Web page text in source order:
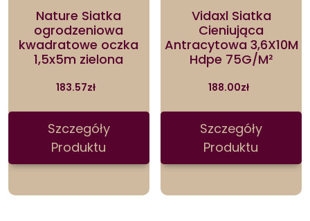
Nature Siatka
ogrodzeniowa
kwadratowe oczka
1,5x5m zielona
183.57zł
Szczegóły
Produktu
Vidaxl Siatka
Cieniująca
Antracytowa 3,6X10M
Hdpe 75G/M²
188.00zł
Szczegóły
Produktu